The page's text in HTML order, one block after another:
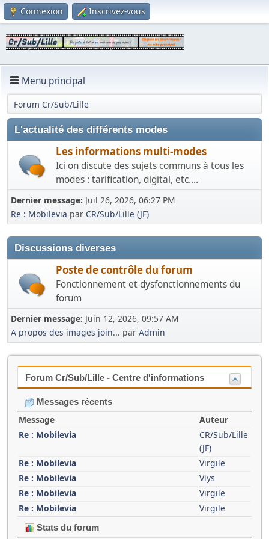
Connexion Inscrivez-vous
Menu principal
Forum Cr/Sub/Lille
L'actualité des différents modes
Les informations multi-modes
Ici on discute des sujets communs à tous les
modes : tarification, digital, etc....
Dernier message: Juil 26, 2026, 06:27 PM
Re : Mobilevia par CR/Sub/Lille (JF)
Discussions diverses
Poste de contrôle du forum
Fonctionnement et dysfonctionnements du
forum
Dernier message: Juin 12, 2026, 09:57 AM
A propos des images join... par Admin
Forum Cr/Sub/Lille - Centre d'informations
Messages récents
Message
Auteur
Re : Mobilevia
CR/Sub/Lille
(JF)
Re : Mobilevia
Virgile
Re : Mobilevia
Vlys
Re : Mobilevia
Virgile
Re : Mobilevia
Virgile
Stats du forum